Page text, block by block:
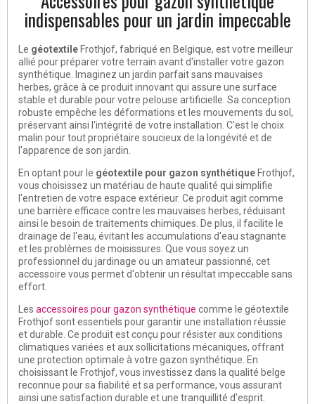
indispensables pour un jardin impeccable
Le géotextile Frothjof, fabriqué en Belgique, est votre meilleur
allié pour préparer votre terrain avant d'installer votre gazon
synthétique. Imaginez un jardin parfait sans mauvaises
herbes, grâce à ce produit innovant qui assure une surface
stable et durable pour votre pelouse artificielle. Sa conception
robuste empêche les déformations et les mouvements du sol,
préservant ainsi l'intégrité de votre installation. C'est le choix
malin pour tout propriétaire soucieux de la longévité et de
l'apparence de son jardin.
En optant pour le géotextile pour gazon synthétique Frothjof,
vous choisissez un matériau de haute qualité qui simplifie
l'entretien de votre espace extérieur. Ce produit agit comme
une barrière efficace contre les mauvaises herbes, réduisant
ainsi le besoin de traitements chimiques. De plus, il facilite le
drainage de l'eau, évitant les accumulations d'eau stagnante
et les problèmes de moisissures. Que vous soyez un
professionnel du jardinage ou un amateur passionné, cet
accessoire vous permet d'obtenir un résultat impeccable sans
effort.
Les accessoires pour gazon synthétique comme le géotextile
Frothjof sont essentiels pour garantir une installation réussie
et durable. Ce produit est conçu pour résister aux conditions
climatiques variées et aux sollicitations mécaniques, offrant
une protection optimale à votre gazon synthétique. En
choisissant le Frothjof, vous investissez dans la qualité belge
reconnue pour sa fiabilité et sa performance, vous assurant
ainsi une satisfaction durable et une tranquillité d'esprit.